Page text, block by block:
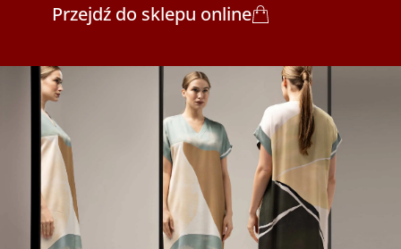
Przejdź do sklepu online